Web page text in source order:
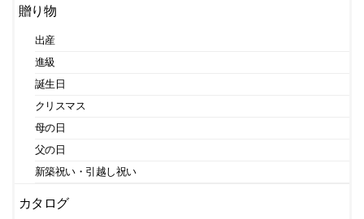
贈り物
出産
進級
誕生日
クリスマス
母の日
父の日
新築祝い・引越し祝い
カタログ